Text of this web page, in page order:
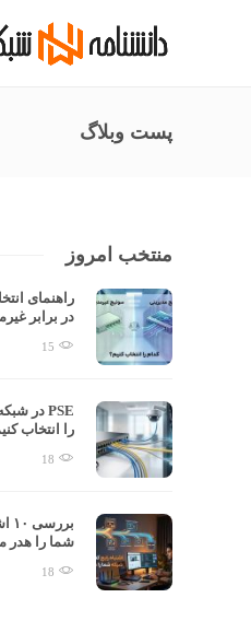
پست وبلاگ
منتخب امروز
راهنمای
در برابر
15
را انتخاب
18
شما را هدر
18